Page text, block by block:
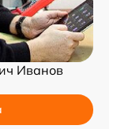
Иванов